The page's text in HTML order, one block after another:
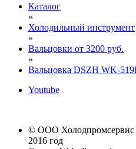
Каталог
»
Холодильный инструмент
»
Вальцовки от 3200 руб.
»
Вальцовка DSZH WK-
Youtube
© ООО Холодпромсервис
2016 год